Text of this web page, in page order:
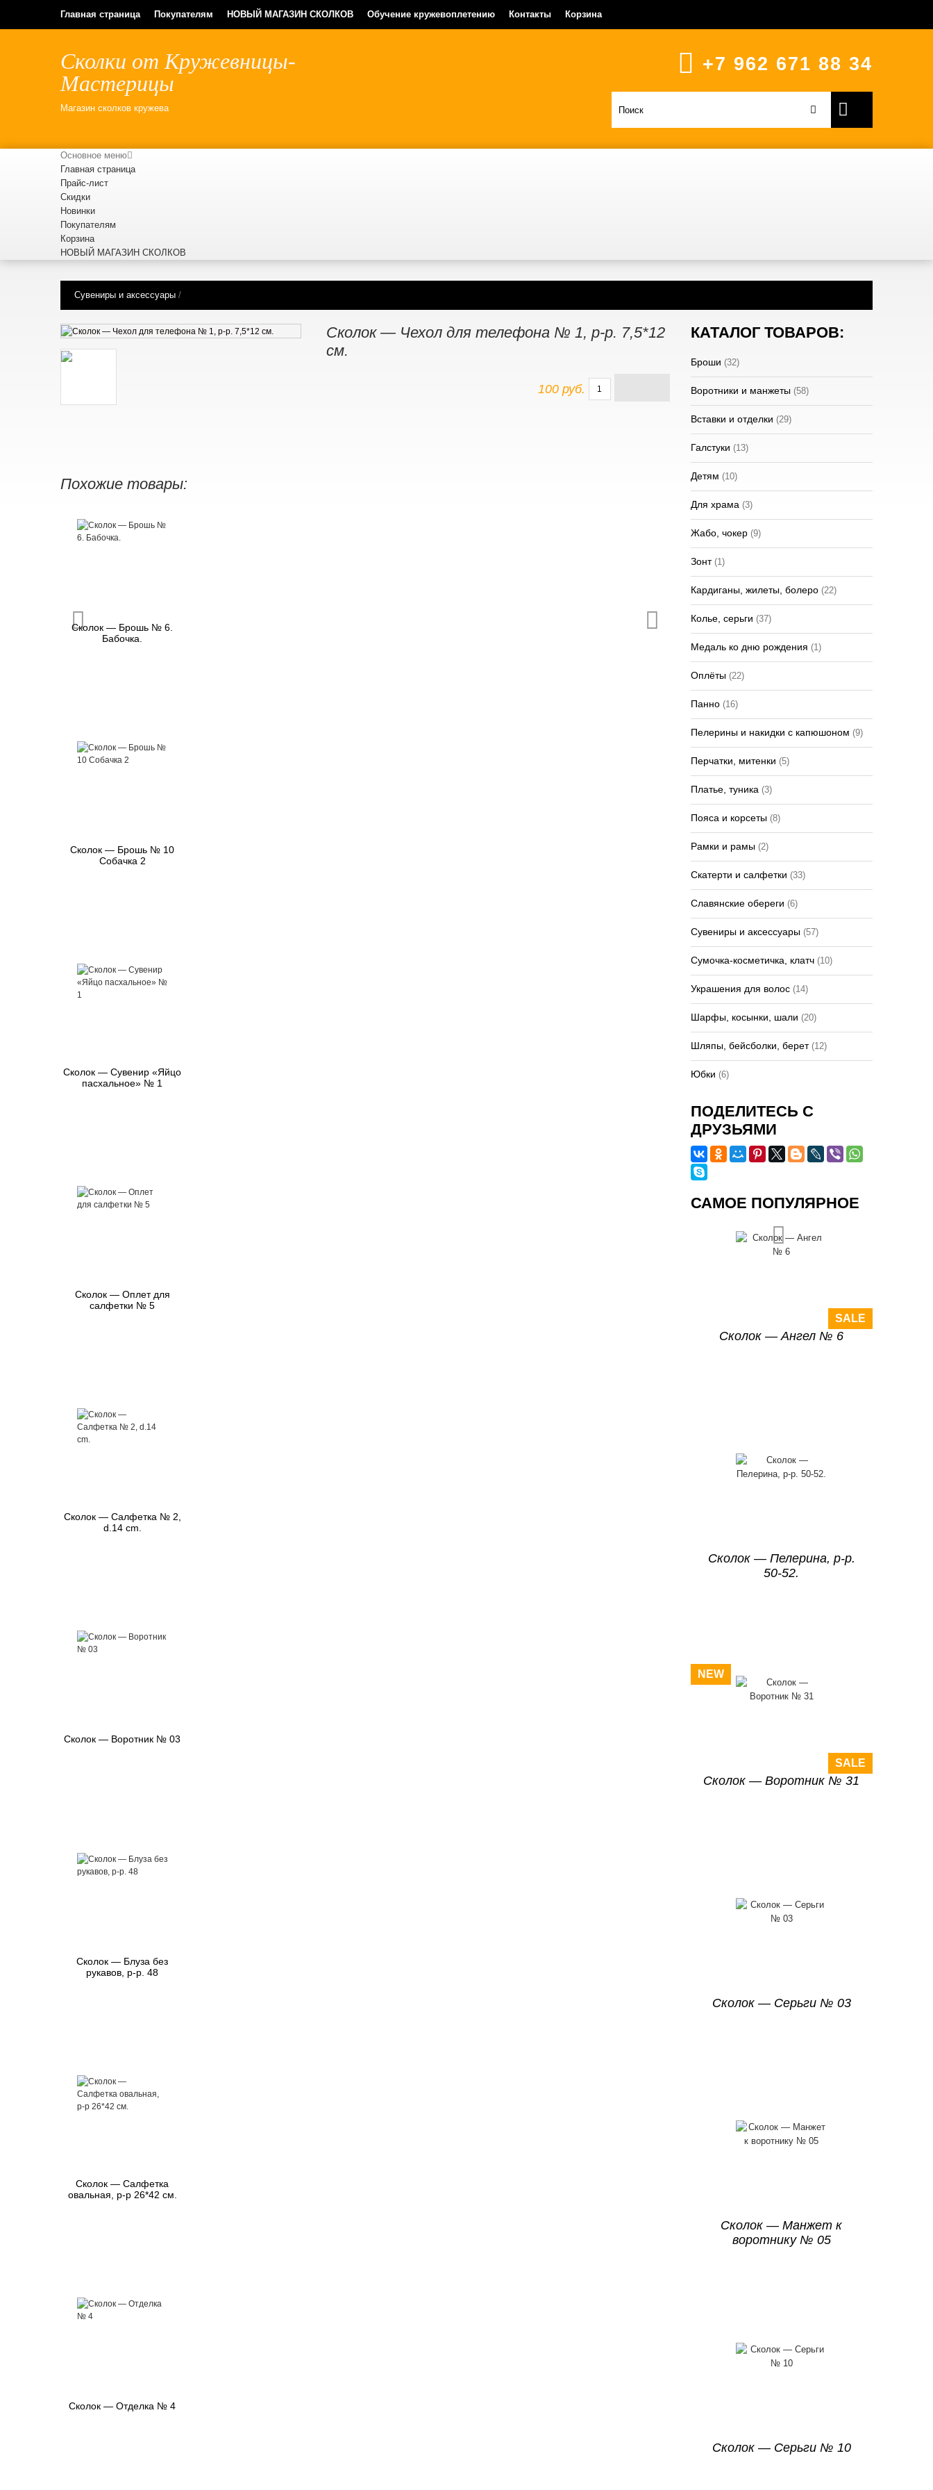
Главная страница Покупателям НОВЫЙ МАГАЗИН СКОЛКОВ Обучение кружевоплетению Контакты Корзина
Сколки от Кружевницы-
Мастерицы
Магазин сколков кружева
+7 962 671 88 34
Основное меню
Главная страница
Прайс-лист
Скидки
Новинки
Покупателям
Корзина
НОВЫЙ МАГАЗИН СКОЛКОВ
Сувениры и аксессуары /
Сколок — Чехол для телефона № 1, р-р. 7,5*12
см.
100 руб.
Похожие товары:
Сколок — Брошь № 6.
Бабочка.
Сколок — Брошь № 10
Собачка 2
Сколок — Сувенир «Яйцо
пасхальное» № 1
Сколок — Оплет для
салфетки № 5
Сколок — Салфетка № 2,
d.14 cm.
Сколок — Воротник № 03
Сколок — Блуза без
рукавов, р-р. 48
Сколок — Салфетка
овальная, р-р 26*42 см.
Сколок — Отделка № 4
КАТАЛОГ ТОВАРОВ:
Броши (32)
Воротники и манжеты(58)
Вставки и отделки (29)
Галстуки (13)
Детям (10)
Для храма(3)
Жабо, чокер(9)
Зонт(1)
Кардиганы, жилеты, болеро(22)
Колье, серьги (37)
Медаль ко дню рождения (1)
Оплёты(22)
Панно(16)
Пелерины и накидки с капюшоном (9)
Перчатки, митенки (5)
Платье, туника(3)
Пояса и корсеты(8)
Рамки и рамы(2)
Скатерти и салфетки (33)
Славянские обереги (6)
Сувениры и аксессуары(57)
Сумочка-косметичка, клатч(10)
Украшения для волос(14)
Шарфы, косынки, шали (20)
Шляпы, бейсболки, берет(12)
Юбки (6)
ПОДЕЛИТЕСЬ С
ДРУЗЬЯМИ
САМОЕ ПОПУЛЯРНОЕ
SALE
Сколок — Ангел № 6
Сколок — Пелерина, р-р.
50-52.
NEW
SALE
Сколок — Воротник № 31
Сколок — Серьги № 03
Сколок — Манжет к
воротнику № 05
Сколок — Серьги № 10